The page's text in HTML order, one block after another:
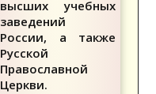
высших учебных
заведений
России, а также
Русской
Православной
Церкви.